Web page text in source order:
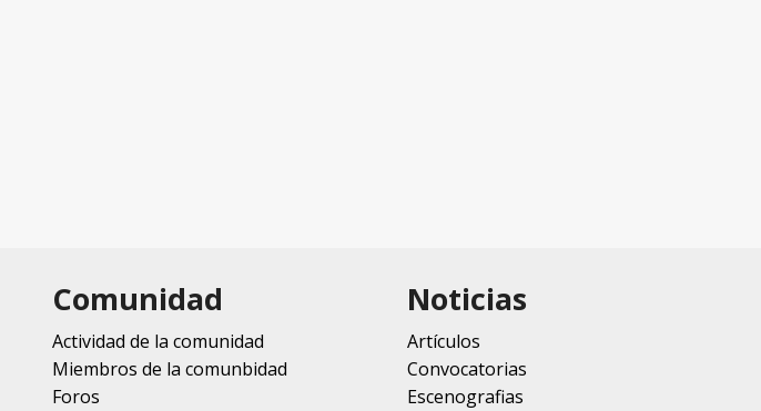
Comunidad
Actividad de la comunidad
Miembros de la comunbidad
Foros
Noticias
Artículos
Convocatorias
Escenografias